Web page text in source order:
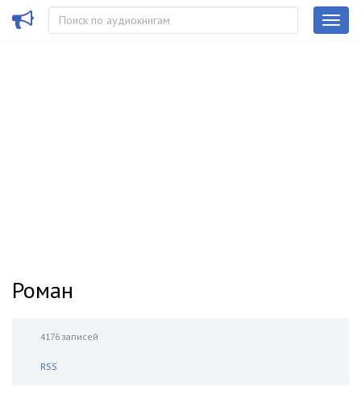
Роман
4176 записей
RSS